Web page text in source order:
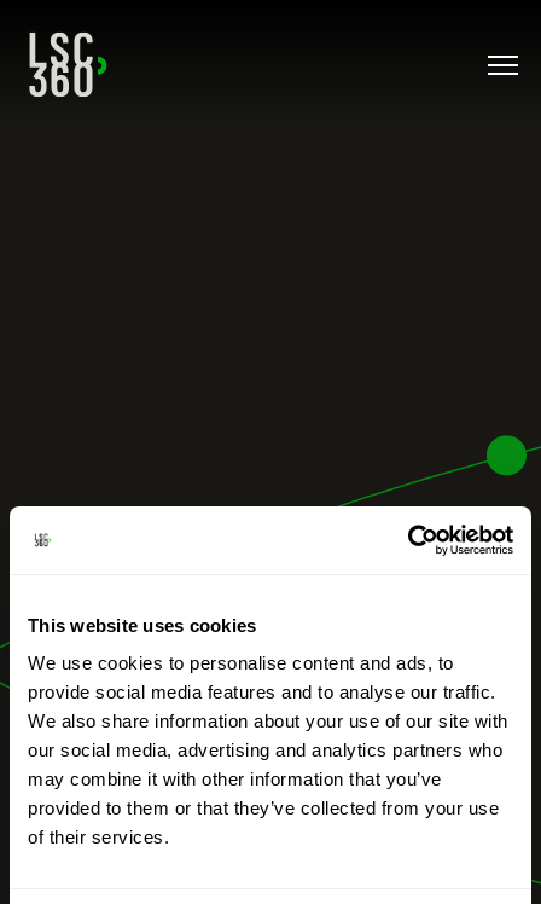
This website uses cookies
We use cookies to personalise content and ads, to
provide social media features and to analyse our traffic.
We also share information about your use of our site with
our social media, advertising and analytics partners who
may combine it with other information that you’ve
provided to them or that they’ve collected from your use
of their services.
Digitalisierung